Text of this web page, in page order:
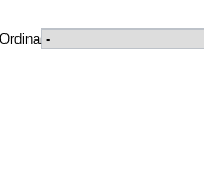
Ordina